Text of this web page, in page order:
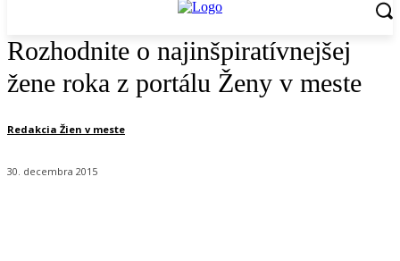
Rozhodnite o najinšpiratívnejšej
žene roka z portálu Ženy v meste
Redakcia Žien v meste
30. decembra 2015